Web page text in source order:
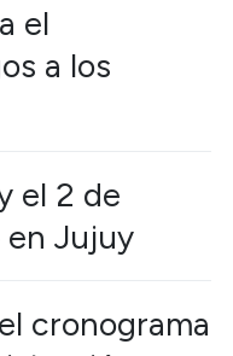
el
a los
el 2 de
en Jujuy
cronograma